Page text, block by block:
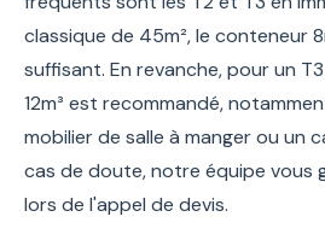
classique de 45m², le conteneur
suffisant. En revanche, pour un
12m³ est recommandé,
mobilier de salle à manger ou un
cas de doute, notre équipe vous
lors de l'appel de devis.